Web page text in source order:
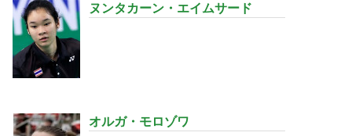
ヌンタカーン・エイムサード
オルガ・モロゾワ